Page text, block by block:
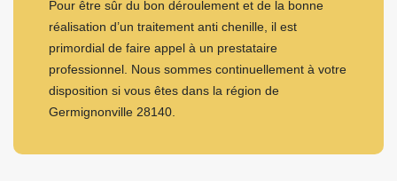
Pour être sûr du bon déroulement et de la bonne
réalisation d’un traitement anti chenille, il est
primordial de faire appel à un prestataire
professionnel. Nous sommes continuellement à votre
disposition si vous êtes dans la région de
Germignonville 28140.